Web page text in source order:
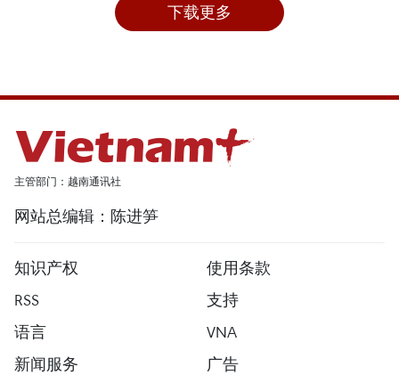
下载更多
主管部门：越南通讯社
网站总编辑：陈进笋
知识产权
使用条款
RSS
支持
语言
VNA
新闻服务
广告